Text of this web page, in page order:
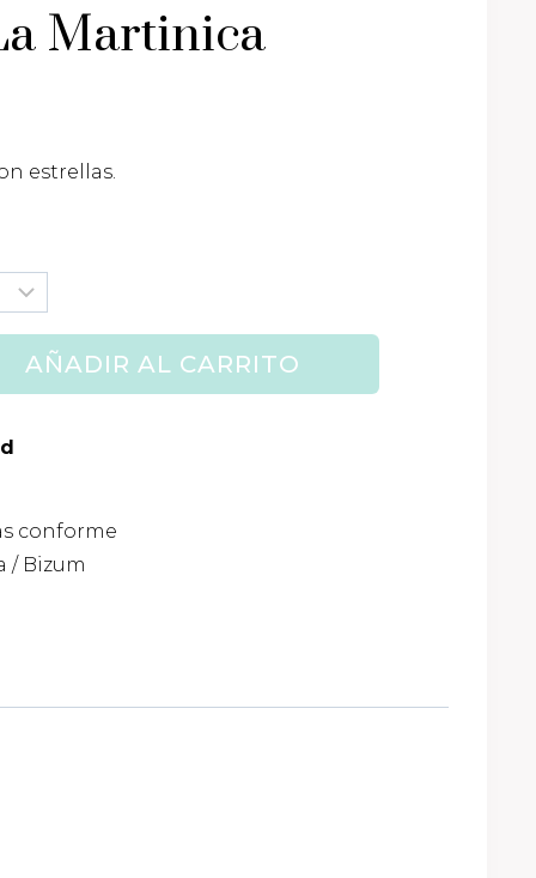
Martinica
estrellas.
AÑADIR AL CARRITO
conforme
/ Bizum